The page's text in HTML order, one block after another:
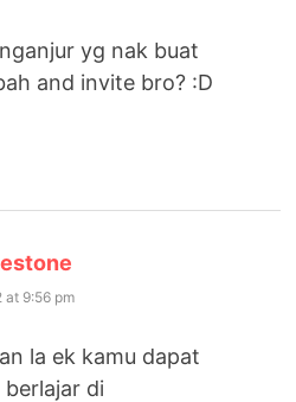
yg nak buat
and invite bro? :D
at 9:56 pm
la ek kamu dapat
di